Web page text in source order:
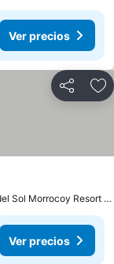
Ver precios
Compartir
a 8.4 km de: Islas del Sol Morrocoy Resort Chichiriviche
Ver precios